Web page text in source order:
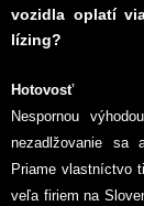
vozidla oplatí
lízing?
Hotovosť
Nespornou
nezadlžovanie sa
Priame vlastníctvo
veľa firiem na